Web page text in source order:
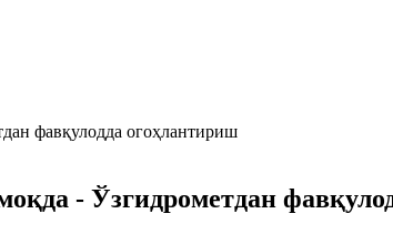
- Ўзгидрометдан